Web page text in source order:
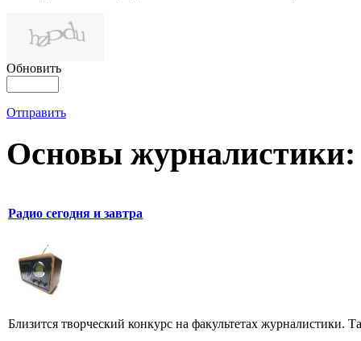
Обновить
Отправить
Основы журналистики:
Радио сегодня и завтра
Близится творческий конкурс на факультетах